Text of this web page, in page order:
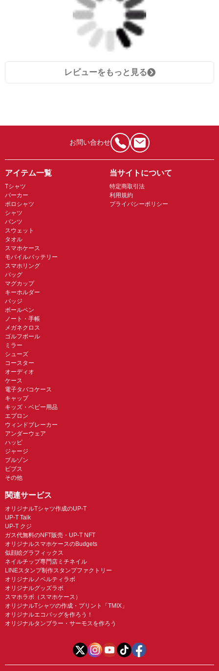
レビューをもっと見る
お問い合わせ
アイテム一覧
Tシャツ
パーカー
ポロシャツ
シャツ
パンツ
スウェット
タオル
スマホケース
モバイルバッテリー
スマホリング
バッグ
マグカップ
キーホルダー
バッジ
ボールペン
ノート・手帳
メガネクロス
ゴルフボール
ミラー
シューズ
コースター
オーディオ
ケース
電子タバコケース
キャップ
キッズ・ベビー用品
エプロン
ウィンドブレーカー
アンダーウェア
ハッピ
ジャージ
ブルゾン
ビブス
その他
当サイトについて
特定商取引法
利用規約
プライバシーポリシー
関連サービス
オリジナルTシャツ作成のUP-T
UP-T Talk
UP-T クジ
ガス代無料のNFT販売・UP-T NFT
オリジナルスマホケースのBudgets
似顔絵グラフィックス
ネイルチップ専門店ミチネイル
LINEスタンプ制作スタンプファクトリー
オリジナルノベルティラボ
オリジナルグッズラボ
スマホラボ（スマホケース）
オリジナルTシャツの作成・プリント「TMIX」
オリジナルエコバッグを作ろう！
オリジナルタンブラー・サーモスを作ろう